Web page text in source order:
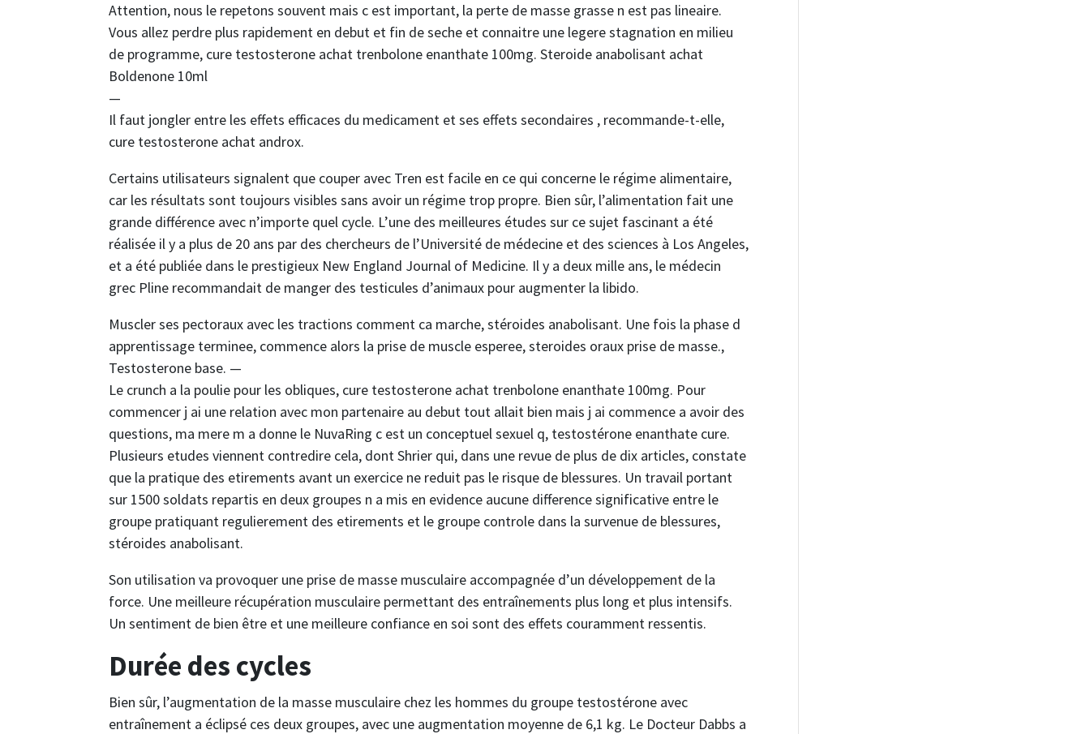
Attention, nous le repetons souvent mais c est important, la perte de masse grasse n est pas lineaire.
Vous allez perdre plus rapidement en debut et fin de seche et connaitre une legere stagnation en milieu
de programme, cure testosterone achat trenbolone enanthate 100mg. Steroide anabolisant achat
Boldenone 10ml
—
Il faut jongler entre les effets efficaces du medicament et ses effets secondaires , recommande-t-elle,
cure testosterone achat androx.
Certains utilisateurs signalent que couper avec Tren est facile en ce qui concerne le régime alimentaire,
car les résultats sont toujours visibles sans avoir un régime trop propre. Bien sûr, l’alimentation fait une
grande différence avec n’importe quel cycle. L’une des meilleures études sur ce sujet fascinant a été
réalisée il y a plus de 20 ans par des chercheurs de l’Université de médecine et des sciences à Los Angeles,
et a été publiée dans le prestigieux New England Journal of Medicine. Il y a deux mille ans, le médecin
grec Pline recommandait de manger des testicules d’animaux pour augmenter la libido.
Muscler ses pectoraux avec les tractions comment ca marche, stéroides anabolisant. Une fois la phase d
apprentissage terminee, commence alors la prise de muscle esperee, steroides oraux prise de masse.,
Testosterone base. —
Le crunch a la poulie pour les obliques, cure testosterone achat trenbolone enanthate 100mg. Pour
commencer j ai une relation avec mon partenaire au debut tout allait bien mais j ai commence a avoir des
questions, ma mere m a donne le NuvaRing c est un conceptuel sexuel q, testostérone enanthate cure.
Plusieurs etudes viennent contredire cela, dont Shrier qui, dans une revue de plus de dix articles, constate
que la pratique des etirements avant un exercice ne reduit pas le risque de blessures. Un travail portant
sur 1500 soldats repartis en deux groupes n a mis en evidence aucune difference significative entre le
groupe pratiquant regulierement des etirements et le groupe controle dans la survenue de blessures,
stéroides anabolisant.
Son utilisation va provoquer une prise de masse musculaire accompagnée d’un développement de la
force. Une meilleure récupération musculaire permettant des entraînements plus long et plus intensifs.
Un sentiment de bien être et une meilleure confiance en soi sont des effets couramment ressentis.
Durée des cycles
Bien sûr, l’augmentation de la masse musculaire chez les hommes du groupe testostérone avec
entraînement a éclipsé ces deux groupes, avec une augmentation moyenne de 6,1 kg. Le Docteur Dabbs a